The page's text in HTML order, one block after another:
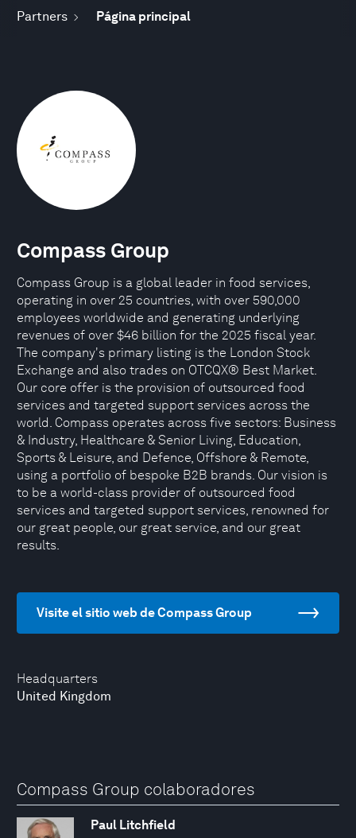
Partners Página principal
Headquarters
United Kingdom
Compass Group
Compass Group is a global leader in food services,
operating in over 25 countries, with over 590,000
employees worldwide and generating underlying
revenues of over $46 billion for the 2025 fiscal year.
The company's primary listing is the London Stock
Exchange and also trades on OTCQX® Best Market.
Our core offer is the provision of outsourced food
services and targeted support services across the
world. Compass operates across five sectors: Business
& Industry, Healthcare & Senior Living, Education,
Sports & Leisure, and Defence, Offshore & Remote,
using a portfolio of bespoke B2B brands. Our vision is
to be a world-class provider of outsourced food
services and targeted support services, renowned for
our great people, our great service, and our great
results.
Visite el sitio web de Compass Group
Compass Group colaboradores
Paul Litchfield